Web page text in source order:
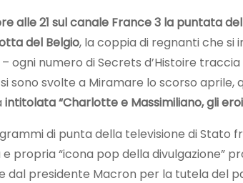
alle 21 sul canale France 3 la puntata
del Belgio, la coppia di regnanti che
ogni numero di Secrets d’Histoire
sono svolte a Miramare lo scorso
intitolata “Charlotte e Massimiliano, gli
di punta della televisione di Stato
propria “icona pop della divulgazione”
dal presidente Macron per la tutela del